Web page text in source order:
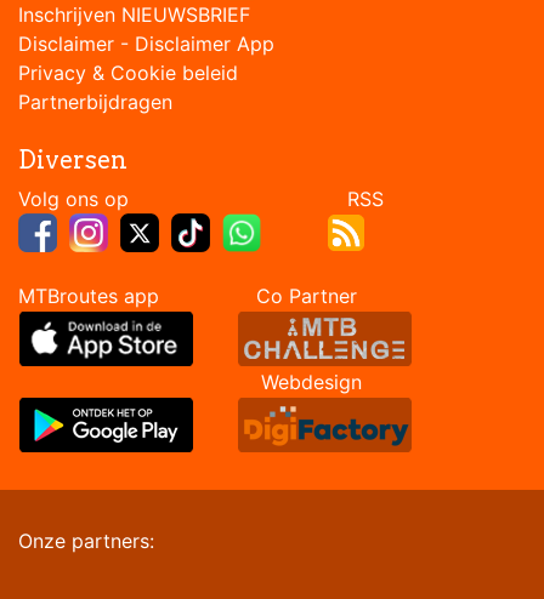
Inschrijven NIEUWSBRIEF
Disclaimer - Disclaimer App
Privacy & Cookie beleid
Partnerbijdragen
Diversen
Volg ons op RSS
MTBroutes app Co Partner
Webdesign
Onze partners: